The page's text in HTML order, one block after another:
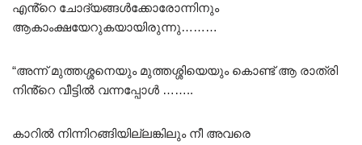
എൻ്റെ ചോദ്യങ്ങൾക്കോരോന്നിനും
ആകാംക്ഷയേറുകയായിരുന്നു………
“അന്ന് മുത്തശ്ശനെയും മുത്തശ്ശിയെയും കൊണ്ട് ആ രാത്രി
നിൻ്റെ വീട്ടിൽ വന്നപ്പോൾ ……..
കാറിൽ നിന്നിറങ്ങിയില്ലങ്കിലും നീ അവരെ